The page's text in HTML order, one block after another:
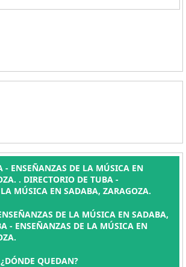
- ENSEÑANZAS DE LA MÚSICA EN
. DIRECTORIO DE TUBA -
MÚSICA EN SADABA, ZARAGOZA.
DE LA MÚSICA EN SADABA,
- ENSEÑANZAS DE LA MÚSICA EN
QUEDAN?